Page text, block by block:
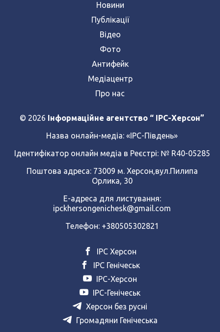
Новини
Публікації
Відео
Фото
Антифейк
Медіацентр
Про нас
© 2026 Інформаційне агентство “ IPC-Херсон”
Назва онлайн-медіа: «ІРС-Південь»
Ідентифікатор онлайн медіа в Реєстрі: № R40-05285
Поштова адреса: 73009 м. Херсон,вул.Пилипа
Орлика, 30
Е-адреса для листування:
ipckhersongenichesk@gmail.com
Телефон: +380505302821
ІРС Херсон
ІРС Генічеськ
ІРС-Херсон
ІРС-Генічеськ
Херсон без русні
Громадяни Генічеська